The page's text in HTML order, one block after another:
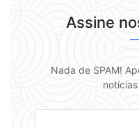
Assine
Nada de SPAM!